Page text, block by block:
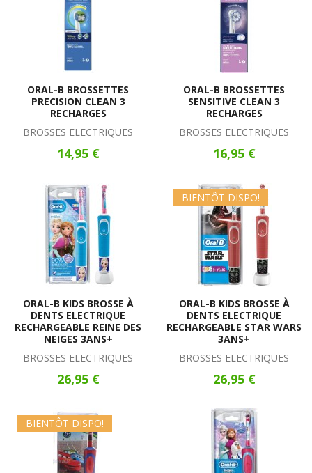
ORAL-B BROSSETTES
PRECISION CLEAN 3
RECHARGES
BROSSES ELECTRIQUES
14,95 €
ORAL-B BROSSETTES
SENSITIVE CLEAN 3
RECHARGES
BROSSES ELECTRIQUES
16,95 €
ORAL-B KIDS BROSSE À
DENTS ELECTRIQUE
RECHARGEABLE REINE DES
NEIGES 3ANS+
BROSSES ELECTRIQUES
26,95 €
BIENTÔT DISPO!
ORAL-B KIDS BROSSE À
DENTS ELECTRIQUE
RECHARGEABLE STAR WARS
3ANS+
BROSSES ELECTRIQUES
26,95 €
BIENTÔT DISPO!